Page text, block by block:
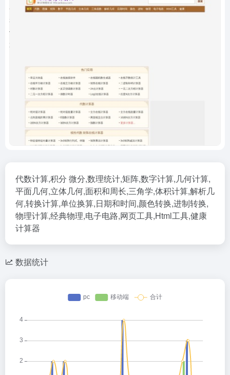
代数计算,积分 微分,数理统计,矩阵,数字计算,几何计算,
平面几何,立体几何,面积和周长,三角学,体积计算,解析几
何,转换计算,单位换算,日期和时间,颜色转换,进制转换,
物理计算,经典物理,电子电路,网页工具,Html工具,健康
计算器
数据统计